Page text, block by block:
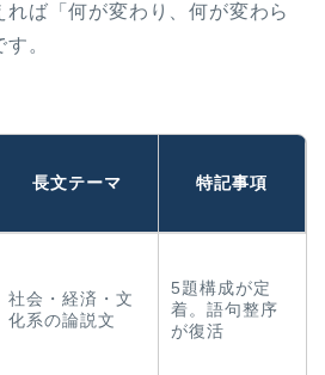
れば「何が変わり、何が変わら
。
長文テーマ 特記事項
社会・経済・文
化系の論説文
5題構成が定
着。語句整序
が復活